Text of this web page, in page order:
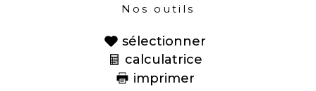
Nos outils
sélectionner
calculatrice
imprimer